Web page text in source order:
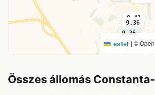
9.36
9.36
9.42
Leaflet | ©
Összes állomás